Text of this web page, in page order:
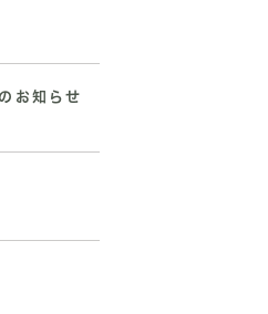
お知らせ